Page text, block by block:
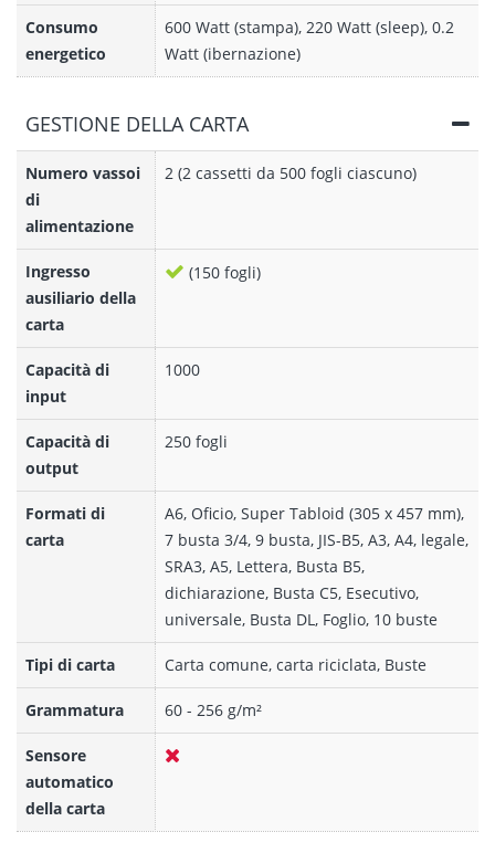
Consumo
energetico
600 Watt (stampa), 220 Watt (sleep), 0.2
Watt (ibernazione)
GESTIONE DELLA CARTA
Numero vassoi
di
alimentazione
2 (2 cassetti da 500 fogli ciascuno)
Ingresso
ausiliario della
carta
(150 fogli)
Capacità di
input
1000
Capacità di
output
250 fogli
Formati di
carta
A6, Oficio, Super Tabloid (305 x 457 mm),
7 busta 3/4, 9 busta, JIS-B5, A3, A4, legale,
SRA3, A5, Lettera, Busta B5,
dichiarazione, Busta C5, Esecutivo,
universale, Busta DL, Foglio, 10 buste
Tipi di carta Carta comune, carta riciclata, Buste
Grammatura 60 - 256 g/m²
Sensore
automatico
della carta